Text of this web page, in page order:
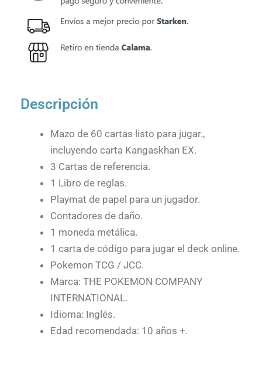
Descripción
Mazo de 60 cartas listo para jugar.,
incluyendo carta Kangaskhan EX.
3 Cartas de referencia.
1 Libro de reglas.
Playmat de papel para un jugador.
Contadores de daño.
1 moneda metálica.
1 carta de código para jugar el deck online.
Pokemon TCG / JCC.
Marca: THE POKEMON COMPANY
INTERNATIONAL.
Idioma: Inglés.
Edad recomendada: 10 años +.